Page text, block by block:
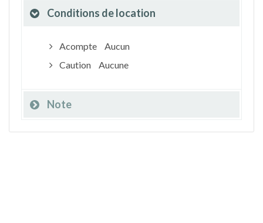
Conditions de location
Acompte
Aucun
Caution
Aucune
Note